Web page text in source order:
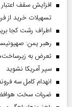
افزایش سقف
تسهیلات خرید از
اطراف رشت کجا
رهبر یمن:
تعرض به
سپر آمریکا نشوید
انهدام کامل سه فروند
ضربات سخت